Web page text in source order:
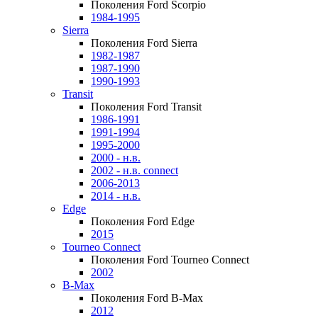
Поколения Ford Scorpio
1984-1995
Sierra
Поколения Ford Sierra
1982-1987
1987-1990
1990-1993
Transit
Поколения Ford Transit
1986-1991
1991-1994
1995-2000
2000 - н.в.
2002 - н.в. connect
2006-2013
2014 - н.в.
Edge
Поколения Ford Edge
2015
Tourneo Connect
Поколения Ford Tourneo Connect
2002
B-Max
Поколения Ford B-Max
2012